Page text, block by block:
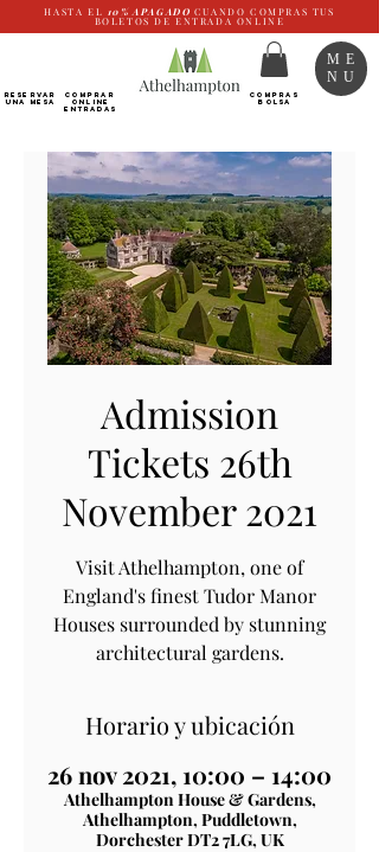
HASTA EL 10% APAGADO CUANDO COMPRAS TUS
BOLETOS DE ENTRADA ONLINE
RESERVAR
UNA MESA
Comprar
ONLINE
Entradas
COMPRAS
BOLSA
ME
NU
Admission
Tickets 26th
November 2021
Visit Athelhampton, one of
England's finest Tudor Manor
Houses surrounded by stunning
architectural gardens.
Horario y ubicación
26 nov 2021, 10:00 – 14:00
Athelhampton House & Gardens,
Athelhampton, Puddletown,
Dorchester DT2 7LG, UK